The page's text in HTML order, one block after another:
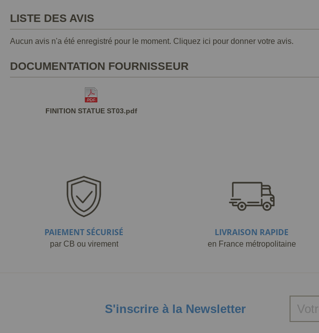
LISTE DES AVIS
Aucun avis n'a été enregistré pour le moment. Cliquez ici pour donner votre avis.
DOCUMENTATION FOURNISSEUR
FINITION STATUE ST03.pdf
PAIEMENT SÉCURISÉ
par CB ou virement
LIVRAISON RAPIDE
en France métropolitaine
S'inscrire à la Newsletter